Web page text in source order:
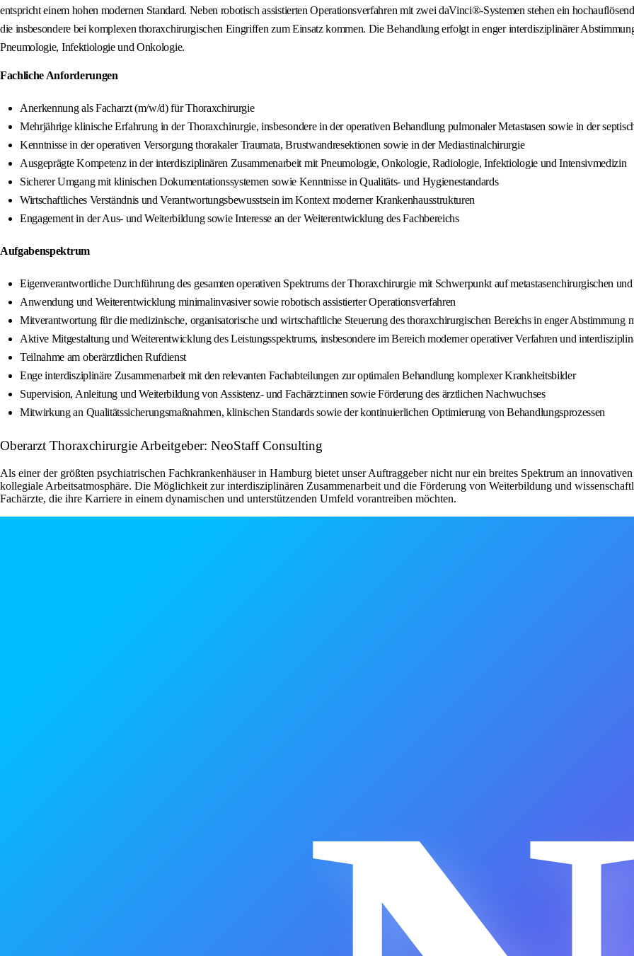
entspricht einem hohen modernen Standard. Neben robotisch assistierten Operationsverfahren mit zwei daVinci®-Systemen stehen ein
die insbesondere bei komplexen thoraxchirurgischen Eingriffen zum Einsatz kommen. Die Behandlung erfolgt in enger interdisziplinärer
Pneumologie, Infektiologie und Onkologie.
Fachliche Anforderungen
Anerkennung als Facharzt (m/w/d) für Thoraxchirurgie
Mehrjährige klinische Erfahrung in der Thoraxchirurgie, insbesondere in der operativen Behandlung pulmonaler Metastasen sowie in der
Kenntnisse in der operativen Versorgung thorakaler Traumata, Brustwandresektionen sowie in der Mediastinalchirurgie
Ausgeprägte Kompetenz in der interdisziplinären Zusammenarbeit mit Pneumologie, Onkologie, Radiologie, Infektiologie und Intensivmedizin
Sicherer Umgang mit klinischen Dokumentationssystemen sowie Kenntnisse in Qualitäts- und Hygienestandards
Wirtschaftliches Verständnis und Verantwortungsbewusstsein im Kontext moderner Krankenhausstrukturen
Engagement in der Aus- und Weiterbildung sowie Interesse an der Weiterentwicklung des Fachbereichs
Aufgabenspektrum
Eigenverantwortliche Durchführung des gesamten operativen Spektrums der Thoraxchirurgie mit Schwerpunkt auf metastasenchirurgischen
Anwendung und Weiterentwicklung minimalinvasiver sowie robotisch assistierter Operationsverfahren
Mitverantwortung für die medizinische, organisatorische und wirtschaftliche Steuerung des thoraxchirurgischen Bereichs in enger Abstimmung
Aktive Mitgestaltung und Weiterentwicklung des Leistungsspektrums, insbesondere im Bereich moderner operativer Verfahren und
Teilnahme am oberärztlichen Rufdienst
Enge interdisziplinäre Zusammenarbeit mit den relevanten Fachabteilungen zur optimalen Behandlung komplexer Krankheitsbilder
Supervision, Anleitung und Weiterbildung von Assistenz- und Fachärzt:innen sowie Förderung des ärztlichen Nachwuchses
Mitwirkung an Qualitätssicherungsmaßnahmen, klinischen Standards sowie der kontinuierlichen Optimierung von Behandlungsprozessen
Oberarzt Thoraxchirurgie Arbeitgeber: NeoStaff Consulting
Als einer der größten psychiatrischen Fachkrankenhäuser in Hamburg bietet unser Auftraggeber nicht nur ein breites Spektrum an
kollegiale Arbeitsatmosphäre. Die Möglichkeit zur interdisziplinären Zusammenarbeit und die Förderung von Weiterbildung und
Fachärzte, die ihre Karriere in einem dynamischen und unterstützenden Umfeld vorantreiben möchten.